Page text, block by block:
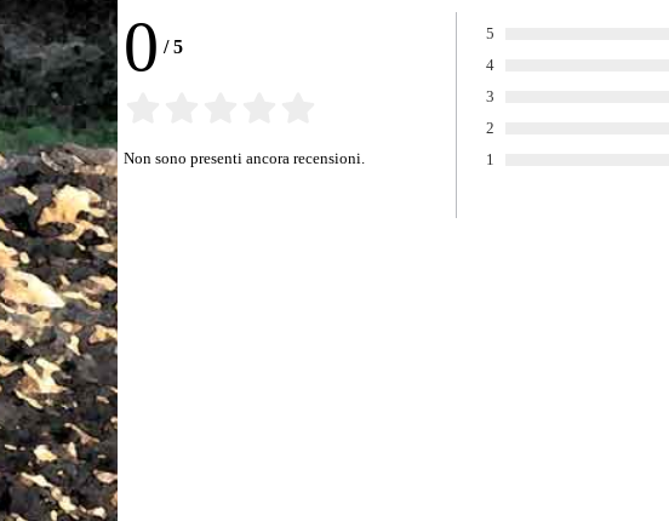
0 /5
Non sono presenti ancora recensioni.
5
4
3
2
1